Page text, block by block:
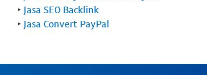
‣ Jasa SEO Backlink
‣ Jasa Convert PayPal